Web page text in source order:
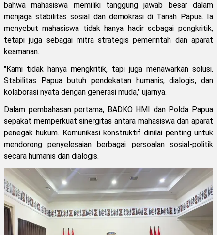
bahwa mahasiswa memiliki tanggung jawab besar dalam
menjaga stabilitas sosial dan demokrasi di Tanah Papua. Ia
menyebut mahasiswa tidak hanya hadir sebagai pengkritik,
tetapi juga sebagai mitra strategis pemerintah dan aparat
keamanan.
"Kami tidak hanya mengkritik, tapi juga menawarkan solusi.
Stabilitas Papua butuh pendekatan humanis, dialogis, dan
kolaborasi nyata dengan generasi muda," ujarnya.
Dalam pembahasan pertama, BADKO HMI dan Polda Papua
sepakat memperkuat sinergitas antara mahasiswa dan aparat
penegak hukum. Komunikasi konstruktif dinilai penting untuk
mendorong penyelesaian berbagai persoalan sosial-politik
secara humanis dan dialogis.